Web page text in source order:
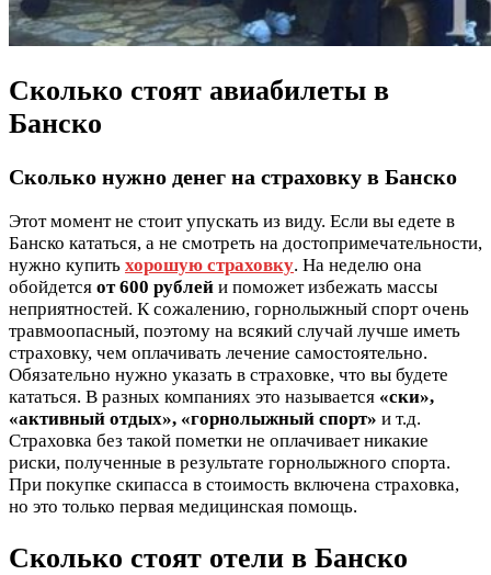
Сколько стоят авиабилеты в
Банско
Сколько нужно денег на страховку в Банско
Этот момент не стоит упускать из виду. Если вы едете в
Банско кататься, а не смотреть на достопримечательности,
нужно купить хорошую страховку. На неделю она
обойдется от 600 рублей и поможет избежать массы
неприятностей. К сожалению, горнолыжный спорт очень
травмоопасный, поэтому на всякий случай лучше иметь
страховку, чем оплачивать лечение самостоятельно.
Обязательно нужно указать в страховке, что вы будете
кататься. В разных компаниях это называется «ски»,
«активный отдых», «горнолыжный спорт» и т.д.
Страховка без такой пометки не оплачивает никакие
риски, полученные в результате горнолыжного спорта.
При покупке скипасса в стоимость включена страховка,
но это только первая медицинская помощь.
Сколько стоят отели в Банско